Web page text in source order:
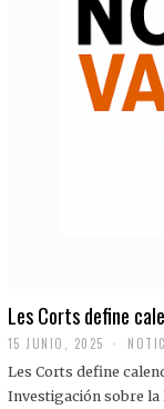
Les Corts define
15 JUNIO, 2025
Les Corts define
Investigación sobre la